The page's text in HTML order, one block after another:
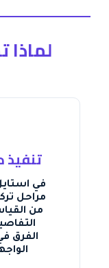
في
مراحل
من
الفرق